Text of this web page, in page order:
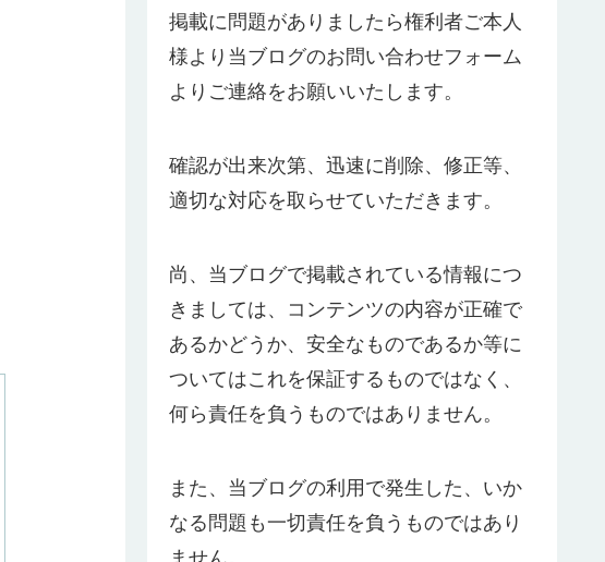
掲載に問題がありましたら権利者ご本人
様より当ブログのお問い合わせフォーム
よりご連絡をお願いいたします。
確認が出来次第、迅速に削除、修正等、
適切な対応を取らせていただきます。
尚、当ブログで掲載されている情報につ
きましては、コンテンツの内容が正確で
あるかどうか、安全なものであるか等に
ついてはこれを保証するものではなく、
何ら責任を負うものではありません。
また、当ブログの利用で発生した、いか
なる問題も一切責任を負うものではあり